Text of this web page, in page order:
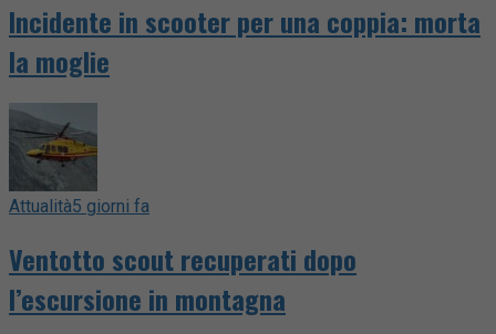
Incidente in scooter per una coppia: morta
la moglie
Attualità5 giorni fa
Ventotto scout recuperati dopo
l’escursione in montagna